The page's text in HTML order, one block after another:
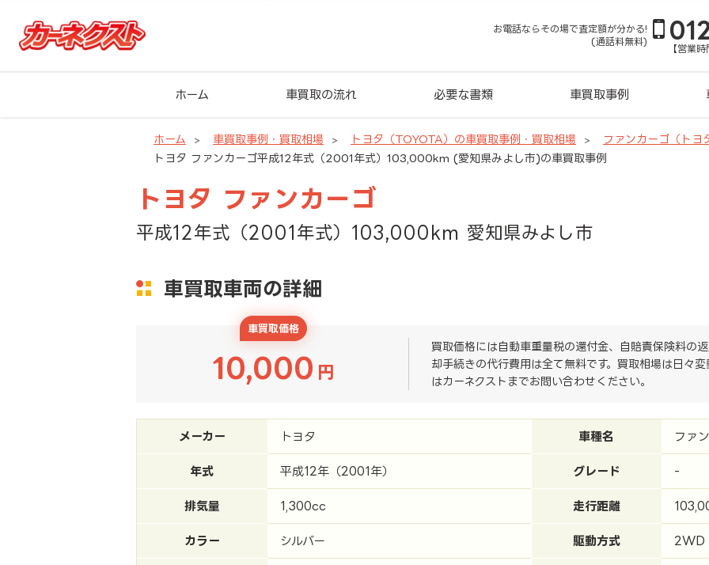
お電話ならその場で査定額が分かる!
(通話料無料)
【営業
ホーム 車買取の流れ 必要な書類 車買取事例
ホーム 車買取事例・買取相場 トヨタ（TOYOTA）の車買取事例・買取相場
ファンカーゴ（トヨ
トヨタ ファンカーゴ平成12年式（2001年式）103,000km (愛知県みよし市)の車買取事例
トヨタ ファンカーゴ
平成12年式（2001年式）103,000km 愛知県みよし市
車買取車両の詳細
車買取価格
10,000 円
買取価格には自動車重量税の還付金、自賠責保険料の
却手続きの代行費用は全て無料です。買取相場は日々
はカーネクストまでお問い合わせください。
メーカー トヨタ 車種名 ファ
年式 平成12年（2001年） グレード -
排気量 1,300cc 走行距離
カラー シルバー 駆動方式 2WD